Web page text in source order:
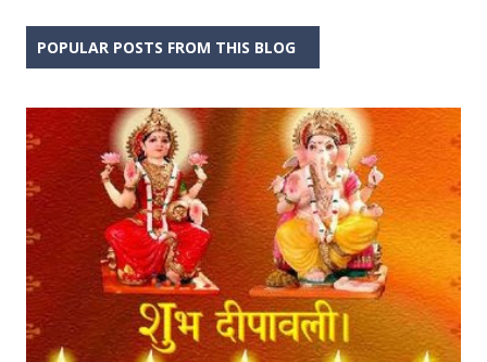
POPULAR POSTS FROM THIS BLOG